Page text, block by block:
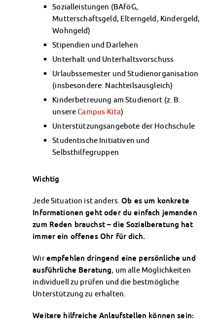
Personalrat
Dokumente
Stellenangebote
AnsprechpartnerInnen
Impressum
Datenschutzerklärung
Erklärung zur Barrierefreiheit
Sozialleistungen (BAföG,
Mutterschaftsgeld, Elterngeld, Kindergeld,
Wohngeld)
Stipendien und Darlehen
Unterhalt und Unterhaltsvorschuss
Urlaubssemester und Studienorganisation
(insbesondere: Nachteilsausgleich)
Kinderbetreuung am Studienort (z. B.
unsereCampus-Kita)
Unterstützungsangebote der Hochschule
Studentische Initiativen und
Selbsthilfegruppen
Wichtig
Jede Situation ist anders.Ob es um konkrete
Informationen geht oder du einfach jemanden
zum Reden brauchst – die Sozialberatung hat
immer ein offenes Ohr für dich.
Wirempfehlen dringend eine persönliche und
ausführliche Beratung, um alle Möglichkeiten
individuell zu prüfen und die bestmögliche
Unterstützung zu erhalten.
Weitere hilfreiche Anlaufstellen können sein: